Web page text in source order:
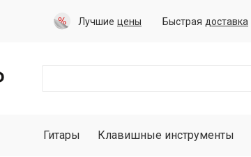
Лучшие цены Быстрая доставка
Гитары Клавишные инструменты